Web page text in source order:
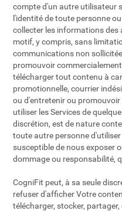
compte d'un autre utilisateur
l'identité de toute personne
collecter les informations des
motif, y compris, sans
communications non
promouvoir
télécharger tout contenu à
promotionnelle, courrier
ou d'entretenir ou
utiliser les Services de
discrétion, est de nature
toute autre personne
susceptible de nous exposer
dommage ou responsabilité,
CogniFit peut, à sa seule
refuser d'afficher Votre
télécharger, stocker,